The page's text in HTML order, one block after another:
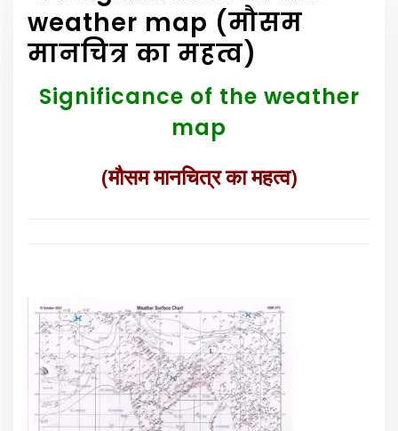
weather map (मौसम
मानचित्र का महत्व)
Significance of the weather
map
(मौसम मानचित्र का महत्व)